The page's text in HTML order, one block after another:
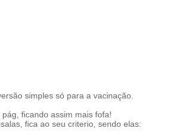
simples só para a vacinação.
ficando assim mais fofa!
fica ao seu criterio, sendo elas: